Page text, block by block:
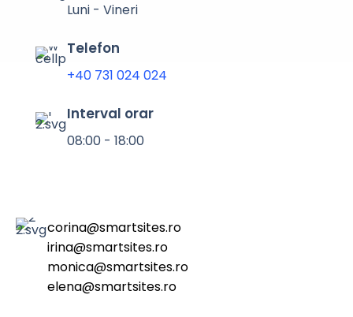
Luni - Vineri
Telefon
+40 731 024 024
Interval orar
08:00 - 18:00
corina@smartsites.ro
irina@smartsites.ro
monica@smartsites.ro
elena@smartsites.ro